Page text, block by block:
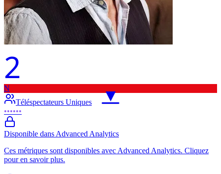
2
▼
N
Téléspectateurs Uniques
••••••
Disponible dans Advanced Analytics
Ces métriques sont disponibles avec Advanced Analytics. Cliquez
pour en savoir plus.